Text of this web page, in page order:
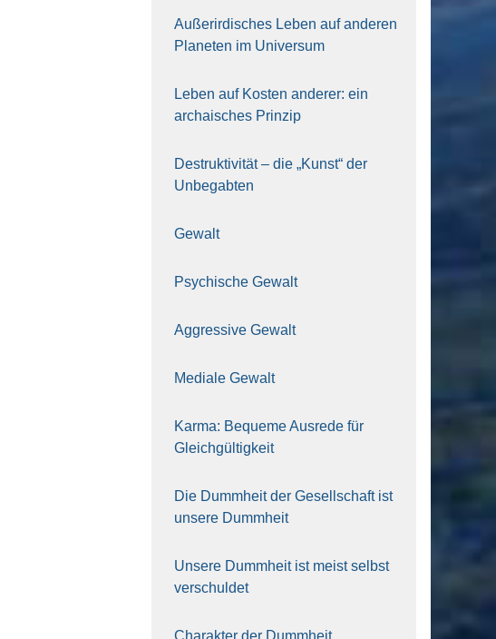
Außer­ir­di­sches Leben auf ande­ren
Pla­ne­ten im Uni­ver­sum
Leben auf Kos­ten ande­rer: ein
archai­sches Prin­zip
Destruk­ti­vi­tät – die „Kunst“ der
Unbe­gab­ten
Gewalt
Psy­chi­sche Gewalt
Aggres­si­ve Gewalt
Media­le Gewalt
Kar­ma: Beque­me Aus­re­de für
Gleich­gül­tig­keit
Die Dumm­heit der Gesell­schaft ist
unse­re Dumm­heit
Unse­re Dumm­heit ist meist selbst
ver­schul­det
Cha­rak­ter der Dumm­heit